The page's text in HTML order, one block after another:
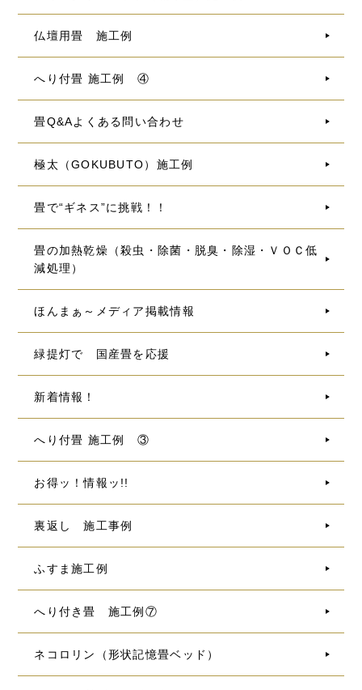
仏壇用畳 施工例
へり付畳 施工例 ④
畳Q&Aよくある問い合わせ
極太（GOKUBUTO）施工例
畳で“ギネス”に挑戦！！
畳の加熱乾燥（殺虫・除菌・脱臭・除湿・ＶＯＣ低
減処理）
ほんまぁ～メディア掲載情報
緑提灯で 国産畳を応援
新着情報！
へり付畳 施工例 ③
お得ッ！情報ッ!!
裏返し 施工事例
ふすま施工例
へり付き畳 施工例⑦
ネコロリン（形状記憶畳ベッド）